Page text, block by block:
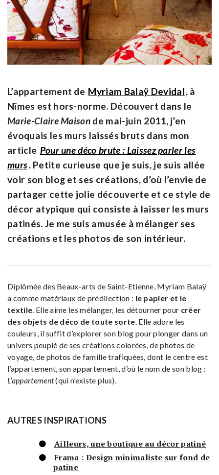
L’appartement de Myriam Balaÿ Devidal, à
Nîmes est hors-norme. Découvert dans le
Marie-Claire Maison de mai-juin 2011, j’en
évoquais les murs laissés bruts dans mon
article Pour une déco brute : Laissez parler les
murs. Petite curieuse que je suis, je suis allée
voir son blog et ses créations, d’où l’envie de
partager cette jolie découverte et ce style de
décor atypique qui consiste à laisser les murs
patinés. Je me suis amusée à mélanger ses
créations et les photos de son intérieur.
Diplômée des Beaux-arts de Saint-Etienne, Myriam Balaÿ
a comme matériaux de prédilection : le papier et le
textile. Elle aime les mélanger, les détourner pour créer
des objets de déco de toute sorte. Elle adore les
couleurs, il suffit d’explorer son blog pour plonger dans un
univers peuplé de ses créations colorées, de photos de
voyage, de photos de famille trafiquées, dont le centre est
l’appartement, son appartement, d’où le nom de son blog :
L’appartement(qui n’existe plus).
AUTRES INSPIRATIONS
Ailleurs, une boutique au décor patiné
Frama : Design minimaliste sur fond de
patine